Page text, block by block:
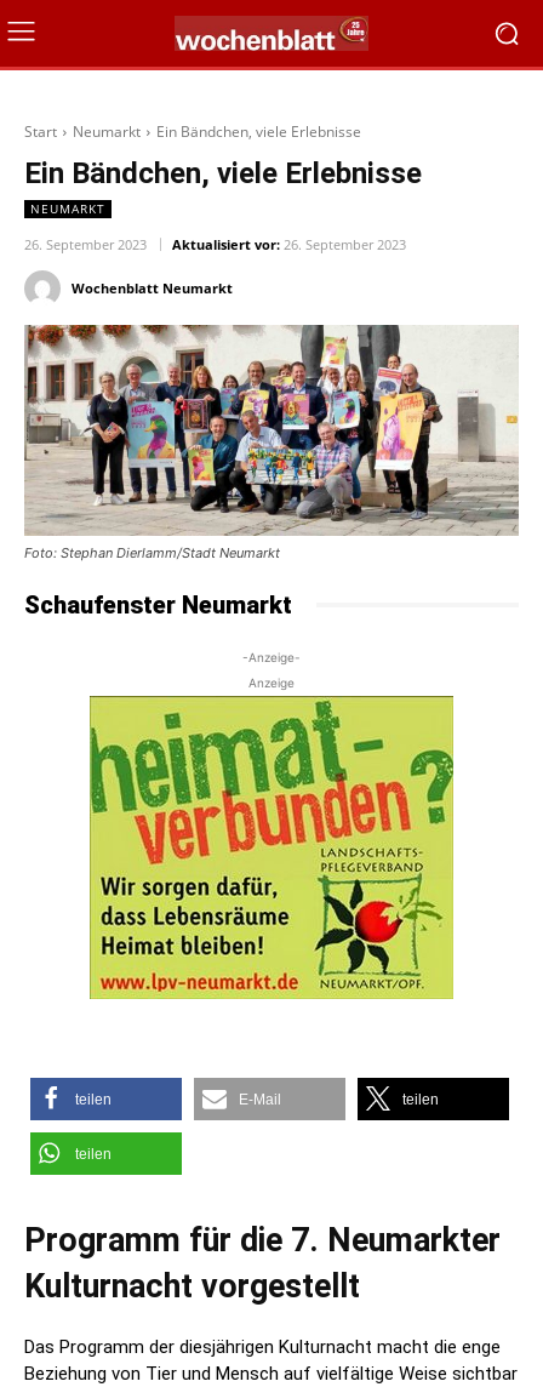
Start Neumarkt Ein Bändchen, viele Erlebnisse
Ein Bändchen, viele Erlebnisse
NEUMARKT
26. September 2023 Aktualisiert vor: 26. September 2023
Wochenblatt Neumarkt
Foto: Stephan Dierlamm/Stadt Neumarkt
Schaufenster Neumarkt
-Anzeige-
Anzeige
teilen E-Mail teilen
teilen
Programm für die 7. Neumarkter
Kulturnacht vorgestellt
Das Programm der diesjährigen Kulturnacht macht die enge
Beziehung von Tier und Mensch auf vielfältige Weise sichtbar